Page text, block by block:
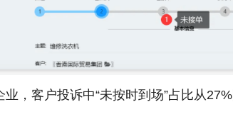
，客户投诉中“未按时到场”占比从